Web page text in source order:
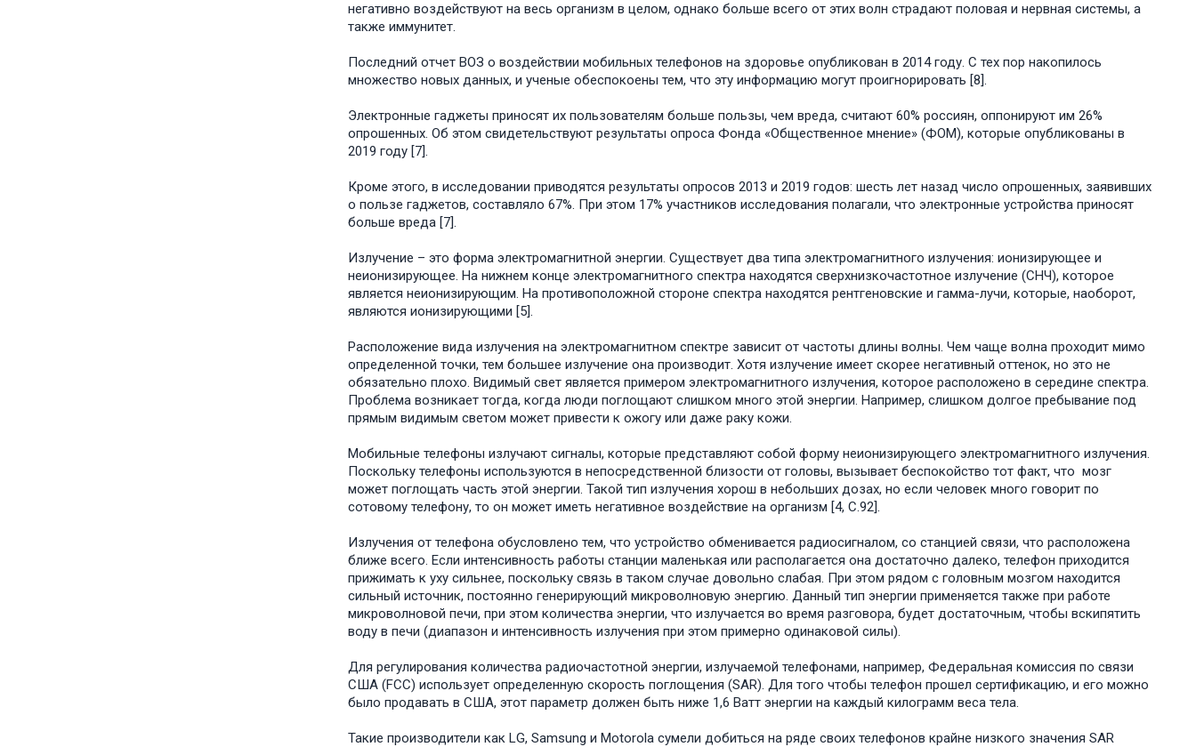
негативно воздействуют на весь организм в целом, однако больше всего от этих волн страдают половая и нервная системы, а
также иммунитет.
Последний отчет ВОЗ о воздействии мобильных телефонов на здоровье опубликован в 2014 году. С тех пор накопилось
множество новых данных, и ученые обеспокоены тем, что эту информацию могут проигнорировать [8].
Электронные гаджеты приносят их пользователям больше пользы, чем вреда, считают 60% россиян, оппонируют им 26%
опрошенных. Об этом свидетельствуют результаты опроса Фонда «Общественное мнение» (ФОМ), которые опубликованы в
2019 году [7].
Кроме этого, в исследовании приводятся результаты опросов 2013 и 2019 годов: шесть лет назад число опрошенных, заявивших
о пользе гаджетов, составляло 67%. При этом 17% участников исследования полагали, что электронные устройства приносят
больше вреда [7].
Излучение – это форма электромагнитной энергии. Существует два типа электромагнитного излучения: ионизирующее и
неионизирующее. На нижнем конце электромагнитного спектра находятся сверхнизкочастотное излучение (СНЧ), которое
является неионизирующим. На противоположной стороне спектра находятся рентгеновские и гамма-лучи, которые, наоборот,
являются ионизирующими [5].
Расположение вида излучения на электромагнитном спектре зависит от частоты длины волны. Чем чаще волна проходит мимо
определенной точки, тем большее излучение она производит. Хотя излучение имеет скорее негативный оттенок, но это не
обязательно плохо. Видимый свет является примером электромагнитного излучения, которое расположено в середине спектра.
Проблема возникает тогда, когда люди поглощают слишком много этой энергии. Например, слишком долгое пребывание под
прямым видимым светом может привести к ожогу или даже раку кожи.
Мобильные телефоны излучают сигналы, которые представляют собой форму неионизирующего электромагнитного излучения.
Поскольку телефоны используются в непосредственной близости от головы, вызывает беспокойство тот факт, что мозг
может поглощать часть этой энергии. Такой тип излучения хорош в небольших дозах, но если человек много говорит по
сотовому телефону, то он может иметь негативное воздействие на организм [4, C.92].
Излучения от телефона обусловлено тем, что устройство обменивается радиосигналом, со станцией связи, что расположена
ближе всего. Если интенсивность работы станции маленькая или располагается она достаточно далеко, телефон приходится
прижимать к уху сильнее, поскольку связь в таком случае довольно слабая. При этом рядом с головным мозгом находится
сильный источник, постоянно генерирующий микроволновую энергию. Данный тип энергии применяется также при работе
микроволновой печи, при этом количества энергии, что излучается во время разговора, будет достаточным, чтобы вскипятить
воду в печи (диапазон и интенсивность излучения при этом примерно одинаковой силы).
Для регулирования количества радиочастотной энергии, излучаемой телефонами, например, Федеральная комиссия по связи
США (FCС) использует определенную скорость поглощения (SAR). Для того чтобы телефон прошел сертификацию, и его можно
было продавать в США, этот параметр должен быть ниже 1,6 Ватт энергии на каждый килограмм веса тела.
Такие производители как LG, Samsung и Motorola сумели добиться на ряде своих телефонов крайне низкого значения SAR